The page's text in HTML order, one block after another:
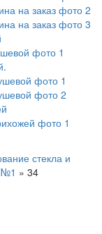
на заказ фото 2
на заказ фото 3
фото 1
фото 1
фото 2
фото 1
стекла и
№1 » 34